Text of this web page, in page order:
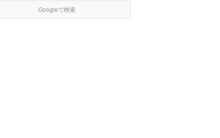
Googleで検索